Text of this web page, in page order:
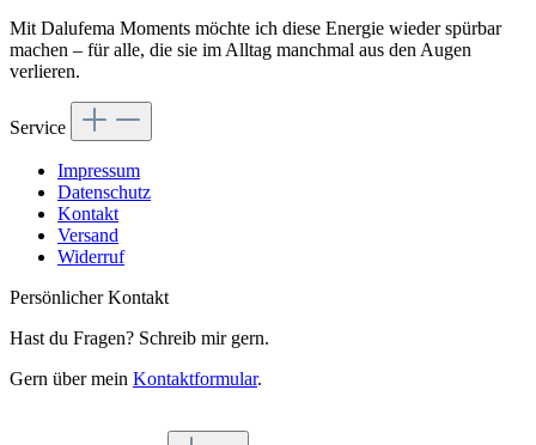
Mit Dalufema Moments möchte ich diese Energie wieder spürbar
machen – für alle, die sie im Alltag manchmal aus den Augen
verlieren.
Service
Impressum
Datenschutz
Kontakt
Versand
Widerruf
Persönlicher Kontakt
Hast du Fragen? Schreib mir gern.
Gern über mein Kontaktformular.